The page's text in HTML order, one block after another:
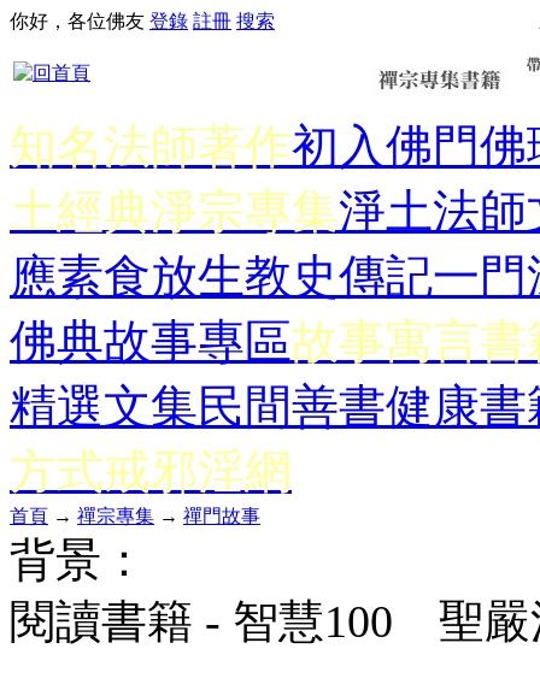
你好，各位佛友 登錄 註冊 搜索
知名法師著作初入佛門佛
土經典淨宗專集淨土法師
應素食放生教史傳記一門
佛典故事專區故事寓言書
精選文集民間善書健康書
方式戒邪淫網
首頁 → 禪宗專集 → 禪門故事
背景：
閱讀書籍 - 智慧100 聖嚴